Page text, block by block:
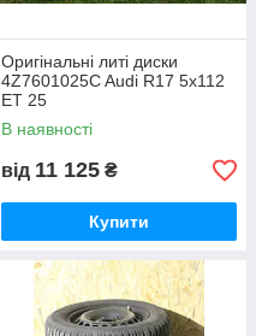
Оригінальні литі диски
4Z7601025C Audi R17 5x112
ET 25
В наявності
від 11 125 ₴
Купити